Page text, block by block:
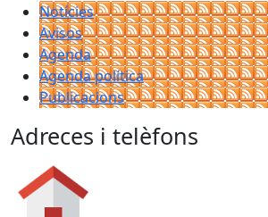
Notícies
Avisos
Agenda
Agenda política
Publicacions
Adreces i telèfons